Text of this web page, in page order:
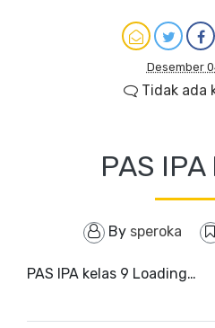
Desember
Tidak ada
PAS
By speroka
PAS IPA kelas 9 Loading…